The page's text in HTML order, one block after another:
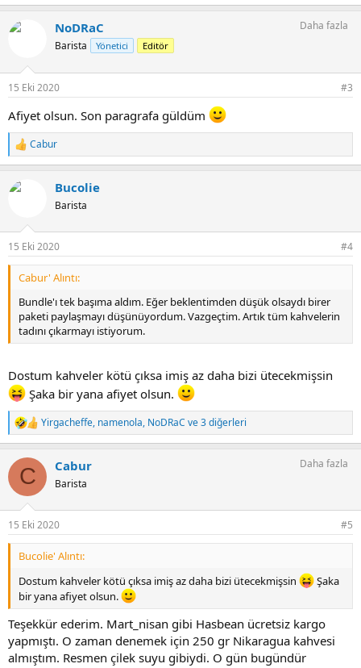
k
:
NoDRaC
Barista Yönetici Editör
Daha fazla
15 Eki 2020 #3
Afiyet olsun. Son paragrafa güldüm
T
e
k
:
Cabur
Bucolie
Barista
15 Eki 2020 #4
Cabur' Alıntı:
Bundle'ı tek başıma aldım. Eğer beklentimden düşük olsaydı birer
paketi paylaşmayı düşünüyordum. Vazgeçtim. Artık tüm kahvelerin
tadını çıkarmayı istiyorum.
Dostum kahveler kötü çıksa imiş az daha bizi ütecekmişsin
Şaka bir yana afiyet olsun.
T
e
k
l
:
Yirgacheffe, namenola, NoDRaC ve 3 diğerleri
C Cabur
Barista
Daha fazla
15 Eki 2020 #5
Bucolie' Alıntı:
Dostum kahveler kötü çıksa imiş az daha bizi ütecekmişsin
Şaka
bir yana afiyet olsun.
Teşekkür ederim. Mart_nisan gibi Hasbean ücretsiz kargo
yapmıştı. O zaman denemek için 250 gr Nikaragua kahvesi
almıştım. Resmen çilek suyu gibiydi. O gün bugündür